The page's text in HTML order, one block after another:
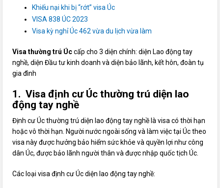
Khiếu nại khi bị “rớt” visa Úc
VISA 838 ÚC 2023
Visa kỳ nghỉ Úc 462 vừa du lịch vừa làm
Visa thường trú Úccấp cho 3 diện chính: diện Lao động tay
nghề, diện Đầu tư kinh doanh và diện bảo lãnh, kết hôn, đoàn tụ
gia đình
1. Visa định cư Úc thường trú diện lao
động tay nghề
Định cư Úc thường trú diện lao động tay nghề là visa có thời hạn
hoặc vô thời hạn. Người nước ngoài sống và làm việc tại Úc theo
visa này được hưởng bảo hiểm sức khỏe và quyền lợi như công
dân Úc, được bảo lãnh người thân và được nhập quốc tịch Úc.
Các loại visa định cư Úc diện lao động tay nghề: